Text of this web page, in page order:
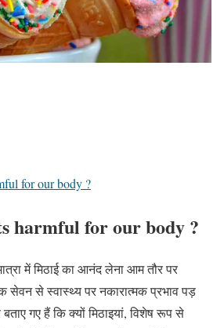
for our body ?
harmful for our body ?
में मिठाई का आनंद लेना आम तौर पर
सेवन से स्वास्थ्य पर नकारात्मक प्रभाव पड़
गए हैं कि क्यों मिठाइयां, विशेष रूप से